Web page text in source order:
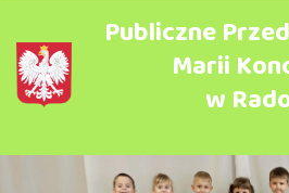
Publiczne
Marii
w